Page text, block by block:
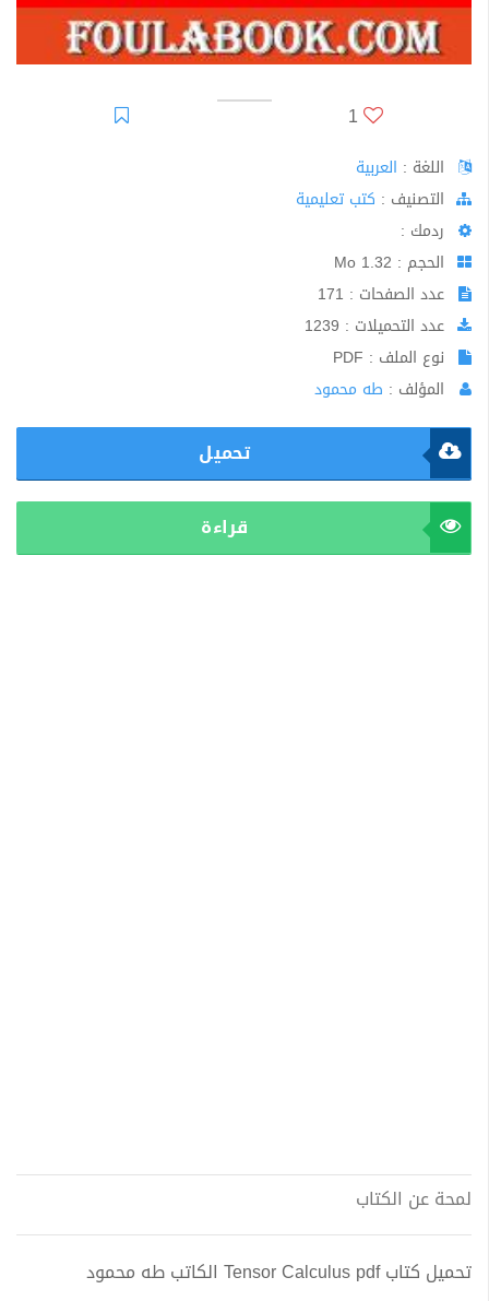
1
اللغة : العربية
اﻟﺘﺼﻨﻴﻒ : كتب تعليمية
ردمك :
الحجم : 1.32 Mo
عدد الصفحات : 171
عدد التحميلات : 1239
نوع الملف : PDF
المؤلف : طه محمود
تحميل
قراءة
لمحة عن الكتاب
تحميل كتاب Tensor Calculus pdf الكاتب طه محمود